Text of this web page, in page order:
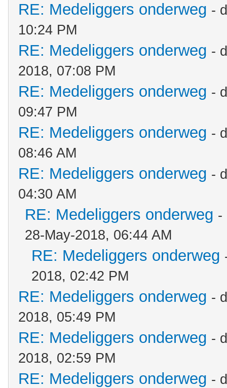
RE: Medeliggers onderweg -
10:24 PM
RE: Medeliggers onderweg -
2018, 07:08 PM
RE: Medeliggers onderweg -
09:47 PM
RE: Medeliggers onderweg -
08:46 AM
RE: Medeliggers onderweg -
04:30 AM
RE: Medeliggers onderweg -
28-May-2018, 06:44 AM
RE: Medeliggers onderweg
2018, 02:42 PM
RE: Medeliggers onderweg -
2018, 05:49 PM
RE: Medeliggers onderweg -
2018, 02:59 PM
RE: Medeliggers onderweg -